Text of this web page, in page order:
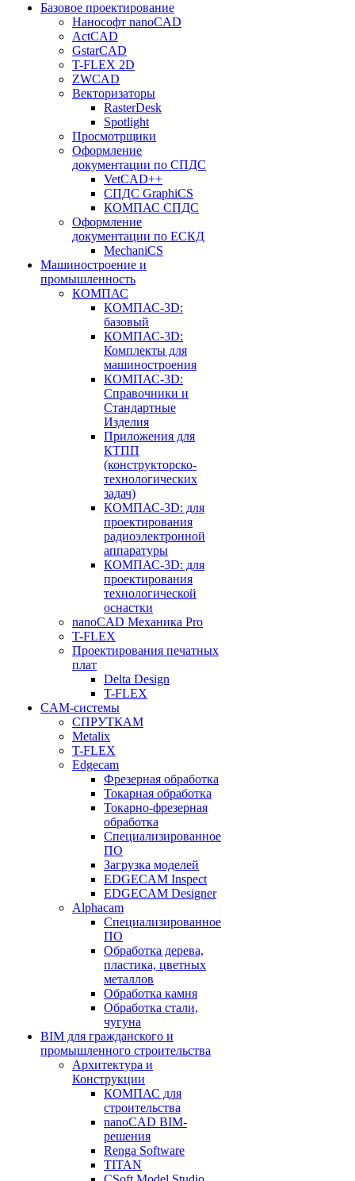
Базовое проектирование
Нанософт nanoCAD
ActCAD
GstarCAD
T-FLEX 2D
ZWCAD
Векторизаторы
RasterDesk
Spotlight
Просмотрщики
Оформление
документации по СПДС
VetCAD++
СПДС GraphiCS
КОМПАС СПДС
Оформление
документации по ЕСКД
MechaniCS
Машиностроение и
промышленность
КОМПАС
КОМПАС-3D:
базовый
КОМПАС-3D:
Комплекты для
машиностроения
КОМПАС-3D:
Справочники и
Стандартные
Изделия
Приложения для
КТПП
(конструкторско-
технологических
задач)
КОМПАС-3D: для
проектирования
радиоэлектронной
аппаратуры
КОМПАС-3D: для
проектирования
технологической
оснастки
nanoCAD Механика Pro
T-FLEX
Проектирования печатных
плат
Delta Design
T-FLEX
CAM-системы
СПРУТКAM
Metalix
T-FLEX
Edgecam
Фрезерная обработка
Токарная обработка
Токарно-фрезерная
обработка
Специализированное
ПО
Загрузка моделей
EDGECAM Inspect
EDGECAM Designer
Alphacam
Специализированное
ПО
Обработка дерева,
пластика, цветных
металлов
Обработка камня
Обработка стали,
чугуна
BIM для гражданского и
промышленного строительства
Архитектура и
Конструкции
КОМПАС для
строительства
nanoCAD BIM-
решения
Renga Software
TITAN